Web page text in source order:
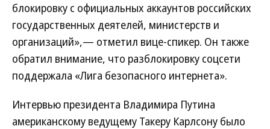
блокировку с официальных аккаунтов российских
государственных деятелей, министерств и
организаций»,— отметил вице-спикер. Он также
обратил внимание, что разблокировку соцсети
поддержала «Лига безопасного интернета».
Интервью президента Владимира Путина
американскому ведущему Такеру Карлсону было